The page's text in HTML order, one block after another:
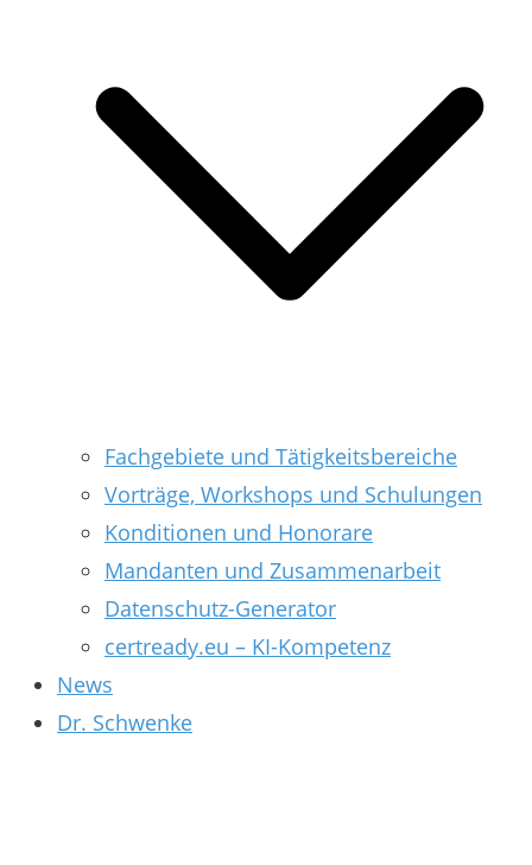
Fachgebiete und Tätigkeitsbereiche
Vorträge, Workshops und Schulungen
Konditionen und Honorare
Mandanten und Zusammenarbeit
Datenschutz-Generator
certready.eu – KI-Kompetenz
News
Dr. Schwenke